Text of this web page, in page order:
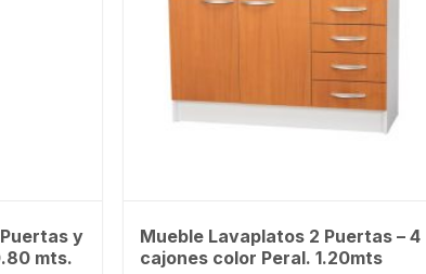
y
mts.
Mueble Lavaplatos 2 Puertas – 4
cajones color Peral. 1.20mts